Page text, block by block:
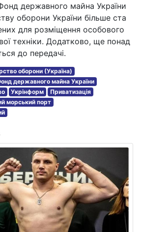
державного майна України
оборони України більше ста
для розміщення особового
техніки. Додатково, ще понад
до передачі.
оборони (Україна)
державного майна України
Укрінформ
Приватизація
морський порт